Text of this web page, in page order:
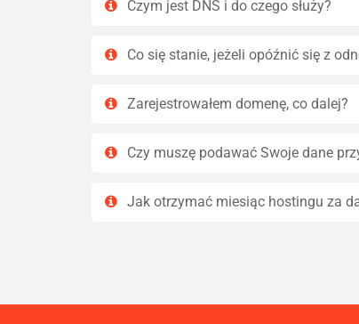
Czym jest DNS i do czego służy?
Co się stanie, jeżeli opóźnić się z
Zarejestrowałem domenę, co dalej?
Czy muszę podawać Swoje dane
Jak otrzymać miesiąc hostingu za